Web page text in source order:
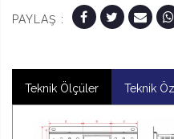
PAYLAŞ :
Teknik Ölçüler Teknik